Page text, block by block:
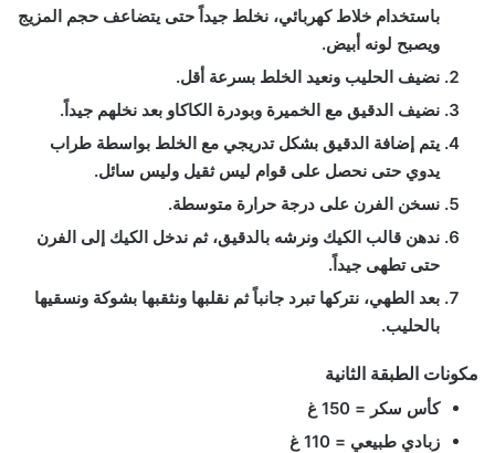
باستخدام خلاط كهربائي، نخلط جيداً حتى يتضاعف حجم المزيج
ويصبح لونه أبيض.
نضيف الحليب ونعيد الخلط بسرعة أقل.
نضيف الدقيق مع الخميرة وبودرة الكاكاو بعد نخلهم جيداً.
يتم إضافة الدقيق بشكل تدريجي مع الخلط بواسطة طراب
يدوي حتى نحصل على قوام ليس ثقيل وليس سائل.
نسخن الفرن على درجة حرارة متوسطة.
ندهن قالب الكيك ونرشه بالدقيق، ثم ندخل الكيك إلى الفرن
حتى تطهى جيداً.
بعد الطهي، نتركها تبرد جانباً ثم نقلبها ونثقبها بشوكة ونسقيها
بالحليب.
مكونات الطبقة الثانية
كأس سكر = 150 غ
زبادي طبيعي = 110 غ